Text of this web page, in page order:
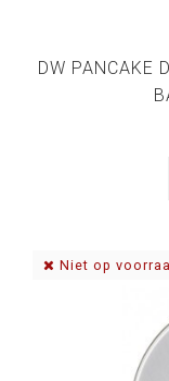
DW PANCAKE
Niet op